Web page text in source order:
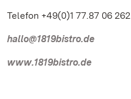
Telefon +49(0)1 77.87 06 262
hallo@1819bistro.de
www.1819bistro.de